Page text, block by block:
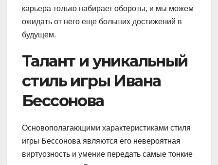
карьера только набирает обороты, и мы можем
ожидать от него еще больших достижений в
будущем.
Талант и уникальный
стиль игры Ивана
Бессонова
Основополагающими характеристиками стиля
игры Бессонова являются его невероятная
виртуозность и умение передать самые тонкие